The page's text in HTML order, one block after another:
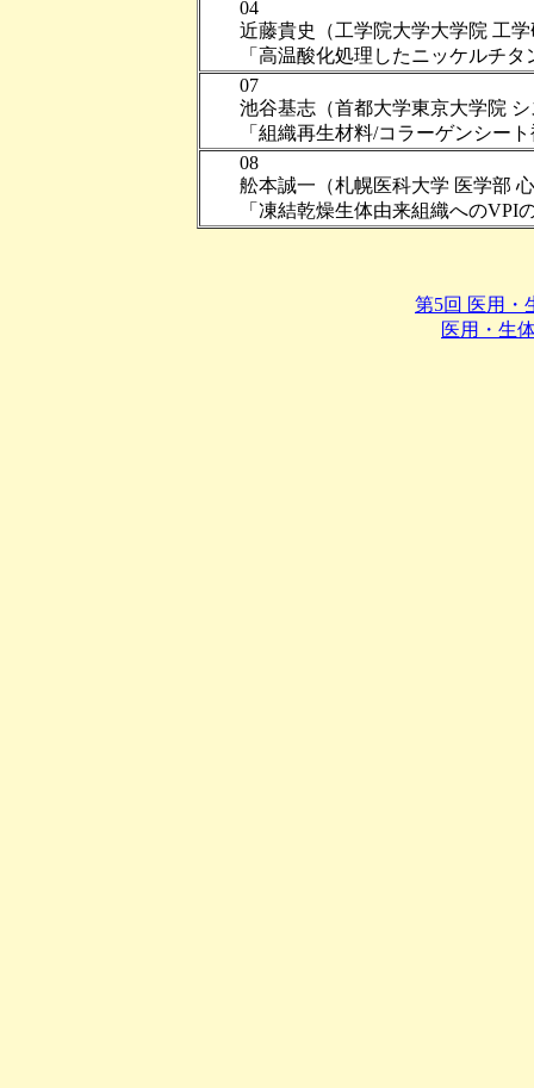
04
近藤貴史（工学院大学大学院 工学
「高温酸化処理したニッケルチタ
07
池谷基志（首都大学東京大学院 シ
「組織再生材料/コラーゲンシート
08
舩本誠一（札幌医科大学 医学部 心
「凍結乾燥生体由来組織へのVPI
第5回 医用・
医用・生